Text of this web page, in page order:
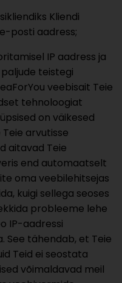
Kliendi
posti aadress;
IP aadress ja
teistegi
veebisait Teie
tehnoloogiat
on väikesed
arvutisse
aitavad Teie
end automaatselt
oma veebilehitsejas
kuigi sellega seoses
probleeme lehe
IP-aadressi
See tähendab, et Teie
Teid ei seostata
võimaldavad meil